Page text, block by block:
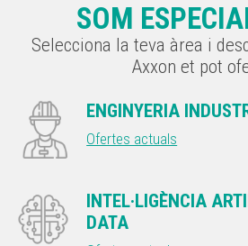
SOM
Selecciona la teva àrea i
Axxon et pot
ENGINYERIA
Ofertes actuals
INTEL·LIGÈNCIA
DATA